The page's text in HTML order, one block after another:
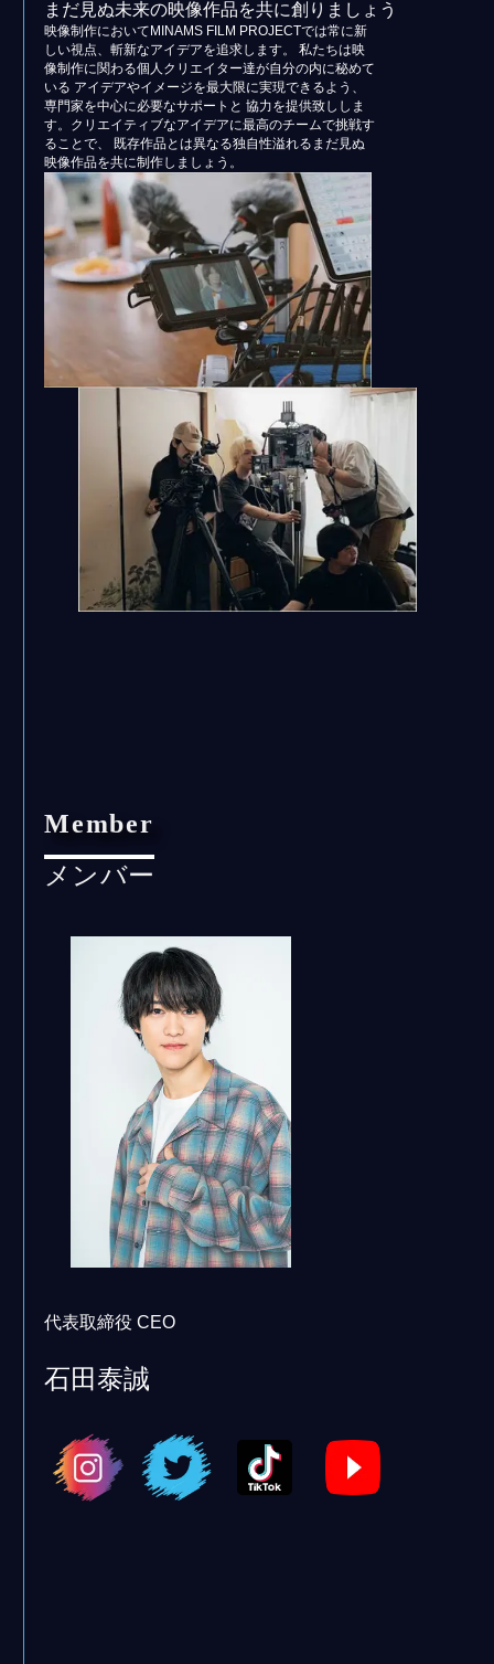
まだ見ぬ未来の映像作品を共に創りましょう
映像制作においてMINAMS FILM PROJECTでは常に新
しい視点、斬新なアイデアを追求します。 私たちは映
像制作に関わる個人クリエイター達が自分の内に秘めて
いる アイデアやイメージを最大限に実現できるよう、
専門家を中心に必要なサポートと 協力を提供致ししま
す。クリエイティブなアイデアに最高のチームで挑戦す
ることで、 既存作品とは異なる独自性溢れるまだ見ぬ
映像作品を共に制作しましょう。
Member
メンバー
代表取締役 CEO
石田泰誠